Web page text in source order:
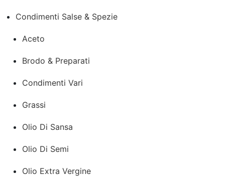
Condimenti Salse & Spezie
Aceto
Brodo & Preparati
Condimenti Vari
Grassi
Olio Di Sansa
Olio Di Semi
Olio Extra Vergine